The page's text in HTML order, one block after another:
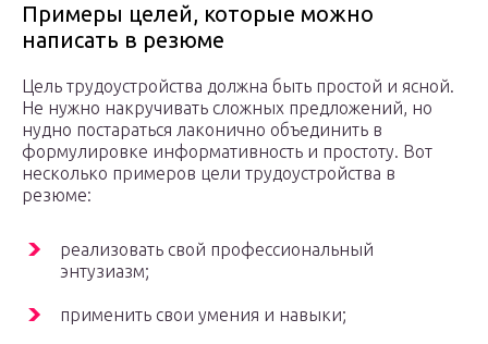
Примеры целей, которые можно
написать в резюме
Цель трудоустройства должна быть простой и ясной.
Не нужно накручивать сложных предложений, но
нудно постараться лаконично объединить в
формулировке информативность и простоту. Вот
несколько примеров цели трудоустройства в
резюме:
реализовать свой профессиональный
энтузиазм;
применить свои умения и навыки;